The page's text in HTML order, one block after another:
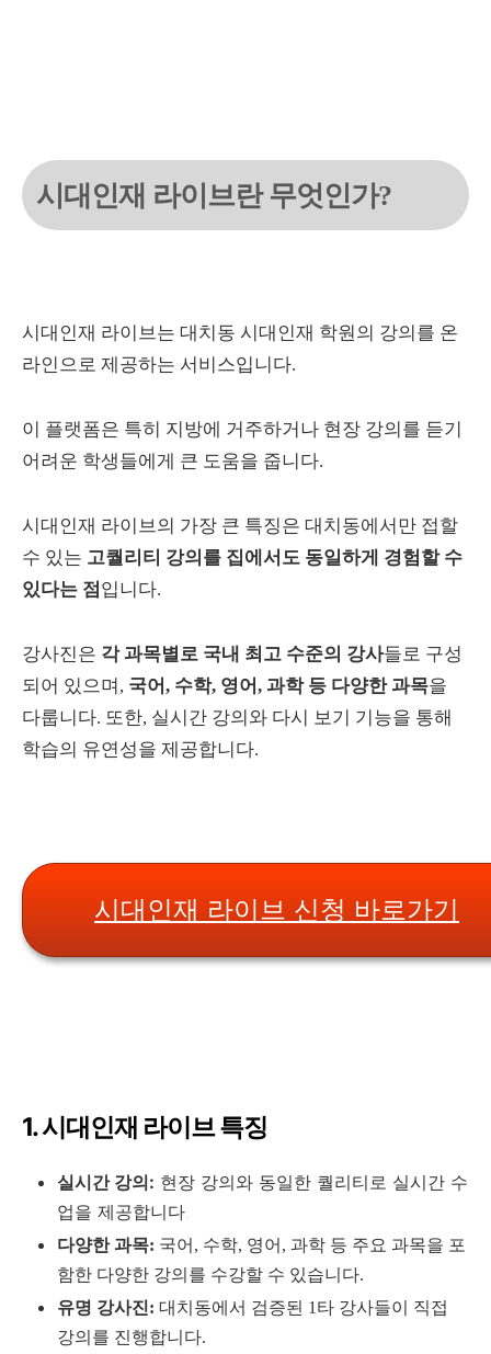
시대인재 라이브란 무엇인가?
시대인재 라이브는 대치동 시대인재 학원의 강의를 온
라인으로 제공하는 서비스입니다.
이 플랫폼은 특히 지방에 거주하거나 현장 강의를 듣기
어려운 학생들에게 큰 도움을 줍니다.
시대인재 라이브의 가장 큰 특징은 대치동에서만 접할
수 있는 고퀄리티 강의를 집에서도 동일하게 경험할 수
있다는 점 입니다.
강사진은 각 과목별로 국내 최고 수준의 강사들로 구성
되어 있으며, 국어, 수학, 영어, 과학 등 다양한 과목을
다룹니다. 또한, 실시간 강의와 다시 보기 기능을 통해
학습의 유연성을 제공합니다.
시대인재 라이브 신청 바로가기
1. 시대인재 라이브 특징
실시간 강의: 현장 강의와 동일한 퀄리티로 실시간 수
업을 제공합니다.
다양한 과목: 국어, 수학, 영어, 과학 등 주요 과목을 포
함한 다양한 강의를 수강할 수 있습니다.
유명 강사진: 대치동에서 검증된 1타 강사들이 직접
강의를 진행합니다.